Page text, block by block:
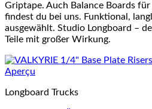
Griptape. Auch Balance Boards
findest du bei uns. Funktional,
ausgewählt. Studio Longboard –
Teile mit großer Wirkung.
Aperçu
Longboard Trucks